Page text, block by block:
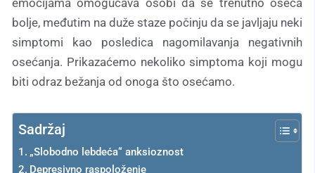
bolje, međutim na duže staze počinju da se javljaju neki
simptomi kao posledica nagomilavanja negativnih
osećanja. Prikazaćemo nekoliko simptoma koji mogu
biti odraz bežanja od onoga što osećamo.
Sadržaj
„Slobodno lebdeća“ anksioznost
Depresivno raspoloženje